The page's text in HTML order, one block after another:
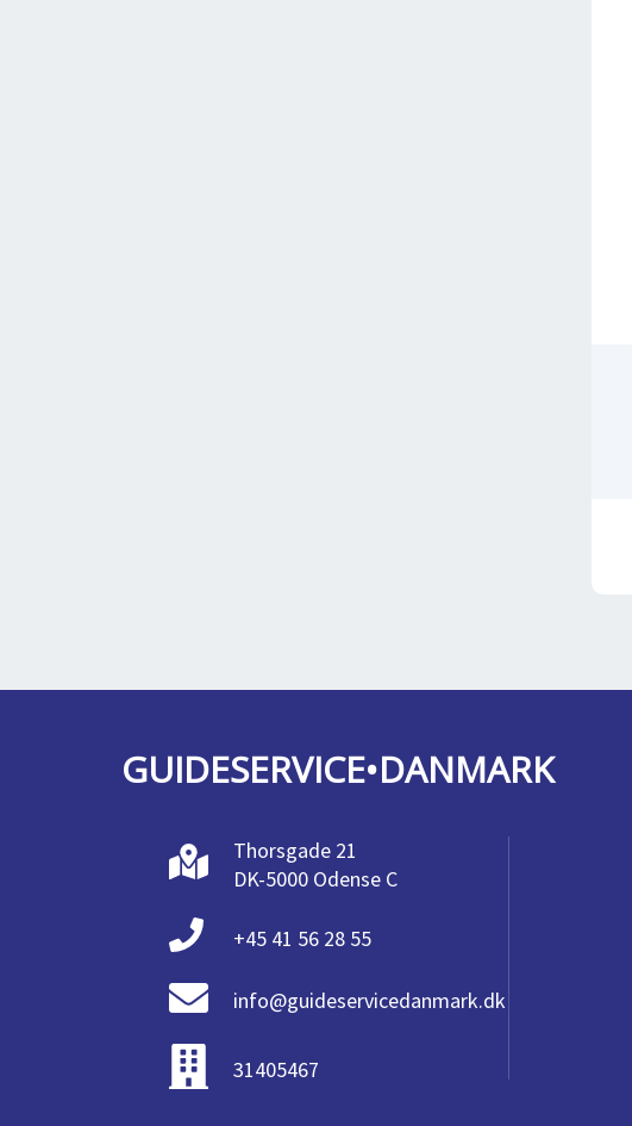
GUIDESERVICE•DANMARK
Thorsgade 21
DK-5000 Odense C
+45 41 56 28 55
info@guideservicedanmark.dk
31405467